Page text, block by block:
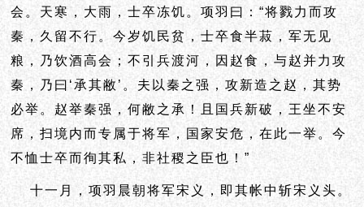
会。天寒，大雨，士卒冻饥。项羽曰：“将戮力而攻
秦，久留不行。今岁饥民贫，士卒食半菽，军无见
粮，乃饮酒高会；不引兵渡河，因赵食，与赵并力攻
秦，乃曰‘承其敝’。夫以秦之强，攻新造之赵，其势
必举。赵举秦强，何敝之承！且国兵新破，王坐不安
席，扫境内而专属于将军，国家安危，在此一举。今
不恤士卒而徇其私，非社稷之臣也！”
十一月，项羽晨朝将军宋义，即其帐中斩宋义头。